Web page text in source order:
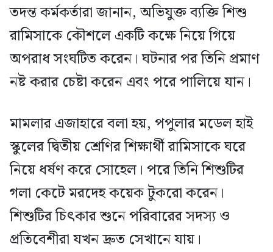
তদন্ত কর্মকর্তারা জানান, অভিযুক্ত ব্যক্তি শিশু
রামিসাকে কৌশলে একটি কক্ষে নিয়ে গিয়ে
অপরাধ সংঘটিত করেন। ঘটনার পর তিনি প্রমাণ
নষ্ট করার চেষ্টা করেন এবং পরে পালিয়ে যান।
মামলার এজাহারে বলা হয়, পপুলার মডেল হাই
স্কুলের দ্বিতীয় শ্রেণির শিক্ষার্থী রামিসাকে ঘরে
নিয়ে ধর্ষণ করে সোহেল। পরে তিনি শিশুটির
গলা কেটে মরদেহ কয়েক টুকরো করেন।
শিশুটির চিৎকার শুনে পরিবারের সদস্য ও
প্রতিবেশীরা যখন দ্রুত সেখানে যায়।